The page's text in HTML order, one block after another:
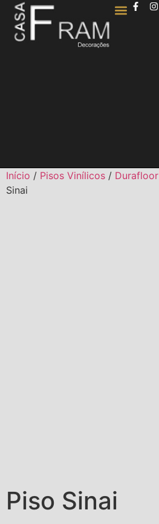
Início / Pisos Vinílicos / Durafloor
Sinai
Piso Sinai